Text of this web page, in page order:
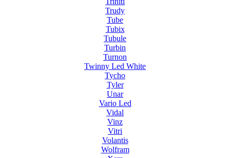
Trudy
Tube
Tubix
Tubule
Turbin
Turnon
Twinny Led White
Tycho
Tyler
Unar
Vario Led
Vidal
Vinz
Vitri
Volantis
Wolfram